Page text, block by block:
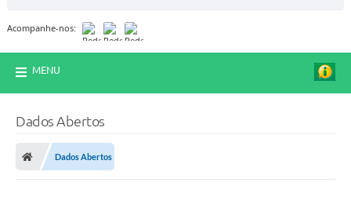
Acompanhe-nos:
MENU
Dados Abertos
Dados Abertos